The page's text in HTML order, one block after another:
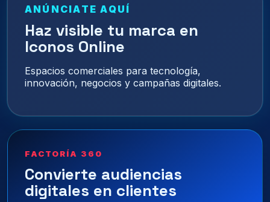
ANÚNCIATE AQUÍ
Haz visible tu marca en
Iconos Online
Espacios comerciales para tecnología,
innovación, negocios y campañas digitales.
FACTORÍA 360
Convierte audiencias
digitales en clientes